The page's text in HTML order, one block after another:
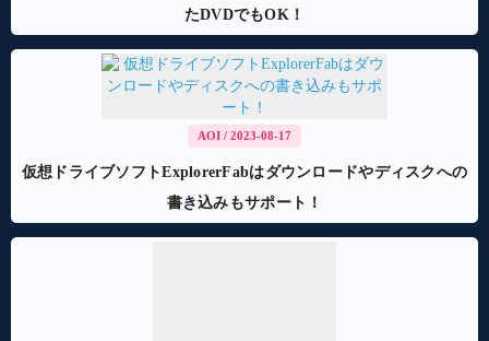
たDVDでもOK！
AOI / 2023-08-17
仮想ドライブソフトExplorerFabはダウンロードやディスクへの
書き込みもサポート！